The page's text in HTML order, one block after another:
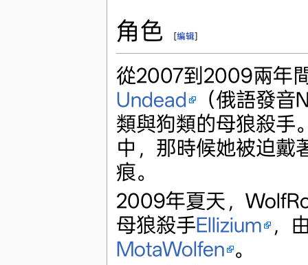
角色 [编辑]
從2007到2009兩年
Undead （俄語發音
類與狗類的母狼殺手
中，那時候她被迫戴
痕。
2009年夏天，
母狼殺手Ellizium ，
MotaWolfen 。